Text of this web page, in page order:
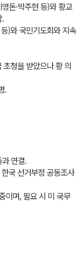
돈·박주현 등)와 황교
.
)와 국민기도회와 지속
초청을 받았으나 황 의
.
연결.
국 선거부정 공동조사
이며, 필요 시 미 국무